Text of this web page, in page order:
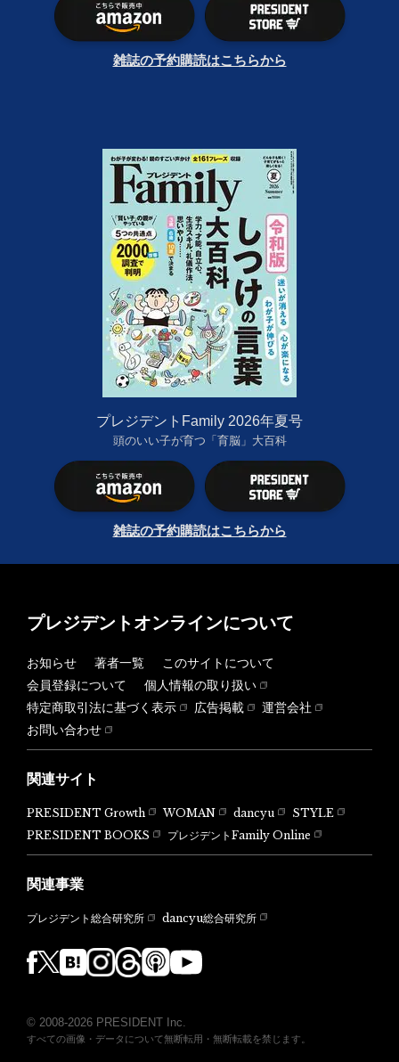
雑誌の予約購読はこちらから
プレジデントFamily 2026年夏号
頭のいい子が育つ「育脳」大百科
雑誌の予約購読はこちらから
プレジデントオンラインについて
お知らせ 著者一覧
このサイトについて
会員登録について
個人情報の取り扱い
特定商取引法に基づく表示
広告掲載
運営会社
お問い合わせ
関連サイト
PRESIDENT Growth WOMAN dancyu
STYLE
PRESIDENT BOOKS
プレジデントFamily Online
関連事業
プレジデント総合研究所 dancyu総合研究所
© 2008-2026 PRESIDENT Inc.
すべての画像・データについて無断転用・無断転載を禁じます。